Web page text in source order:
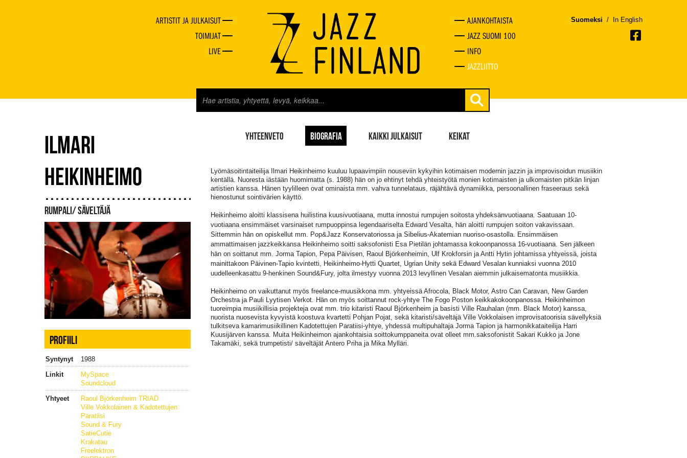
ARTISTIT JA JULKAISUT
TOIMIJAT
LIVE
AJANKOHTAISTA
JAZZ SUOMI 100
INFO
JAZZLIITTO
Suomeksi / In English
YHTEENVETO BIOGRAFIA KAIKKI JULKAISUT KEIKAT
ILMARI
HEIKINHEIMO
RUMPALI/ SÄVELTÄJÄ
PROFIILI
Syntynyt
1988
Linkit
MySpace
Soundcloud
Yhtyeet
Raoul Björkenheim TRIAD
Ville Vokkolainen & Kadotettujen
Paratiisi
Sound & Fury
SatieCutie
Krakatau
Freelektron
Lyömäsoitintaiteilija Ilmari Heikinheimo kuuluu lupaavimpiin nouseviin kykyihin kotimaisen modernin jazzin ja improvisoidun musiikin
kentällä. Nuoresta iästään huomimatta (s. 1988) hän on jo ehtinyt tehdä yhteistyötä monien kotimaisten ja ulkomaisten pitkän linjan
artistien kanssa. Hänen tyylilleen ovat ominaista mm. vahva tunnelataus, räjähtävä dynamiikka, persoonallinen fraseeraus sekä
hienostunut sointivärien käyttö.
Heikinheimo aloitti klassisena huilistina kuusivuotiaana, mutta innostui rumpujen soitosta yhdeksänvuotiaana. Saatuaan 10-
vuotiaana ensimmäiset varsinaiset rumpuoppinsa legendaariselta Edward Vesalta, hän aloitti rumpujen soiton vakavissaan.
Sittemmin hän on opiskellut mm. Pop&Jazz Konservatoriossa ja Sibelius-Akatemian nuoriso-osastolla. Ensimmäisen
ammattimaisen jazzkeikkansa Heikinheimo soitti saksofonisti Esa Pietilän johtamassa kokoonpanossa 16-vuotiaana. Sen jälkeen
hän on soittanut mm. Jorma Tapion, Pepa Päivisen, Raoul Björkenheimin, Ulf Krokforsin ja Antti Hytin johtamissa yhtyeissä, joista
mainittakoon Päivinen-Tapio kvintetti, Heikinheimo-Hytti Quartet, Ugrian Unity sekä Edward Vesalan kunniaksi vuonna 2010
uudelleenkasattu 9-henkinen Sound&Fury, jolta ilmestyy vuonna 2013 levyllinen Vesalan aiemmin julkaisematonta musiikkia.
Heikinheimo on vaikuttanut myös freelance-muusikkona mm. yhtyeissä Afrocola, Black Motor, Astro Can Caravan, New Garden
Orchestra ja Pauli Lyytisen Verkot. Hän on myös soittannut rock-yhtye The Fogo Poston keikkakokoonpanossa. Heikinheimon
tuoreimpia musiikillisia projekteja ovat mm. trio kitaristi Raoul Björkenheim ja basisti Ville Rauhalan (mm. Black Motor) kanssa,
nuorista nuosevista kyvyistä koostuva kvartetti Pohjan Pojat, sekä kitaristi/säveltäjä Ville Vokkolaisen improvisatoorisia sävellyksiä
tulkitseva kamarimusiikillinen Kadotettujen Paratiisi-yhtye, yhdessä multipuhaltaja Jorma Tapion ja harmonikkataiteilija Harri
Kuusijärven kanssa. Muita Heikinheimon ajankohtaisia soittokumppaneita ovat olleet mm.saksofonistit Sakari Kukko ja Jone
Takamäki, sekä trumpetisti/ säveltäjät Antero Priha ja Mika Mylläri.